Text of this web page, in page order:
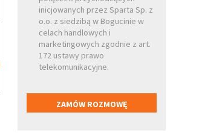
inicjowanych przez Sparta Sp. z
o.o. z siedzibą w Bogucinie w
celach handlowych i
marketingowych zgodnie z art.
172 ustawy prawo
telekomunikacyjne.